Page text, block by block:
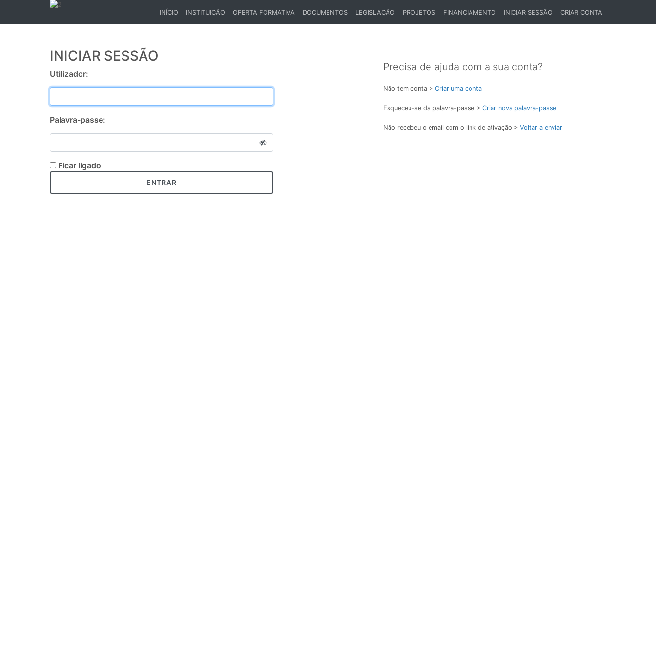
INÍCIO
INSTITUIÇÃO OFERTA FORMATIVA DOCUMENTOS LEGISLAÇÃO PROJETOS FINANCIAMENTO INICIAR SESSÃO CRIAR CONTA
INICIAR SESSÃO
Utilizador:
Palavra-passe:
Ficar ligado
ENTRAR
Precisa de ajuda com a sua conta?
Não tem conta > Criar uma conta
Esqueceu-se da palavra-passe > Criar nova palavra-passe
Não recebeu o email com o link de ativação > Voltar a enviar